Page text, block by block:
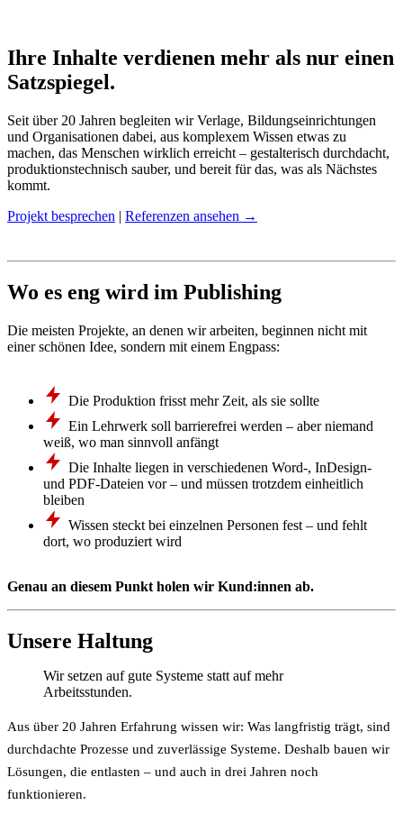
Ihre Inhalte verdienen mehr als nur einen
Satzspiegel.
Seit über 20 Jahren begleiten wir Verlage, Bildungseinrichtungen
und Organisationen dabei, aus komplexem Wissen etwas zu
machen, das Menschen wirklich erreicht – gestalterisch durchdacht,
produktionstechnisch sauber, und bereit für das, was als Nächstes
kommt.
Projekt besprechen | Referenzen ansehen →
Wo es eng wird im Publishing
Die meisten Projekte, an denen wir arbeiten, beginnen nicht mit
einer schönen Idee, sondern mit einem Engpass:
Die Produktion frisst mehr Zeit, als sie sollte
Ein Lehrwerk soll barrierefrei werden – aber niemand
weiß, wo man sinnvoll anfängt
Die Inhalte liegen in verschiedenen Word-, InDesign-
und PDF-Dateien vor – und müssen trotzdem einheitlich
bleiben
Wissen steckt bei einzelnen Personen fest – und fehlt
dort, wo produziert wird
Genau an diesem Punkt holen wir Kund:innen ab.
Unsere Haltung
Wir setzen auf gute Systeme statt auf mehr
Arbeitsstunden.
Aus über 20 Jahren Erfahrung wissen wir: Was langfristig trägt, sind
durchdachte Prozesse und zuverlässige Systeme. Deshalb bauen wir
Lösungen, die entlasten – und auch in drei Jahren noch
funktionieren.